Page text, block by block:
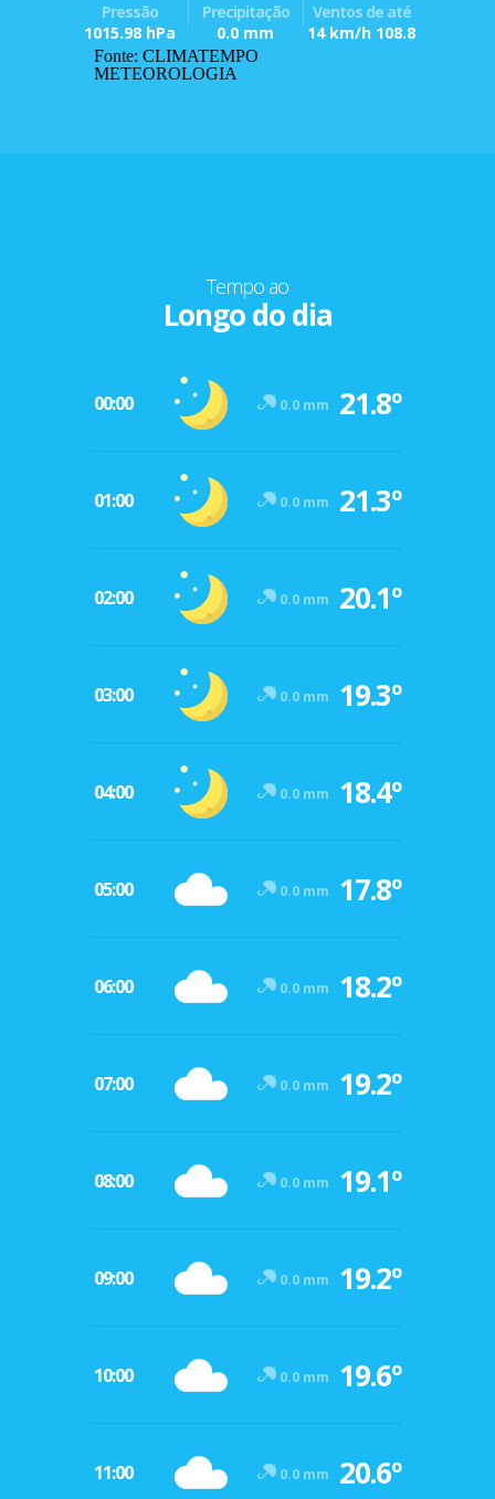
Pressão
1015.98 hPa
Precipitação
0.0 mm
Ventos de até
14 km/h 108.8
Fonte: CLIMATEMPO
METEOROLOGIA
Tempo ao
Longo do dia
00:00 0.0 mm 21.8º
01:00 0.0 mm 21.3º
02:00 0.0 mm 20.1º
03:00 0.0 mm 19.3º
04:00 0.0 mm 18.4º
05:00 0.0 mm 17.8º
06:00 0.0 mm 18.2º
07:00 0.0 mm 19.2º
08:00 0.0 mm 19.1º
09:00 0.0 mm 19.2º
10:00 0.0 mm 19.6º
11:00 0.0 mm 20.6º